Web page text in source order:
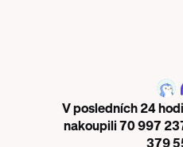
PENGU
V posledních 24
nakoupili 70 997